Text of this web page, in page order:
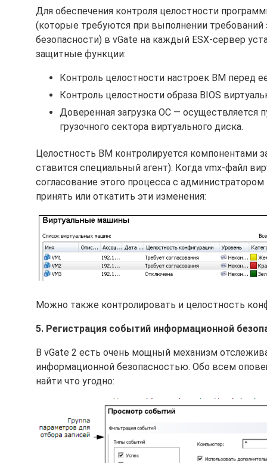
Для обеспечения контроля целостности
(которые требуются при выполнении
безопасности) в vGate на каждый ESX-сервер
защитные функции:
Контроль целостности настроек ВМ перед
Контроль целостности образа BIOS
Доверенная загрузка ОС — осуществляется
грузочного сектора виртуального диска.
Целостность ВМ контролируется компонентами
ставится специальный агент). Когда vmx-файл
согласование этого процесса с
принять или откатить эти изменения:
Можно также контролировать и целостность
5. Регистрация событий информационной
В vGate 2 есть очень мощный механизм
информационной безопасностью. Обо всем
найти что угодно: